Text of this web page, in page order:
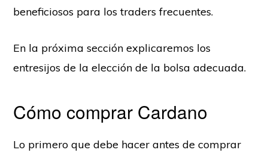
beneficiosos para los traders frecuentes.
En la próxima sección explicaremos los
entresijos de la elección de la bolsa adecuada.
Cómo comprar Cardano
Lo primero que debe hacer antes de comprar